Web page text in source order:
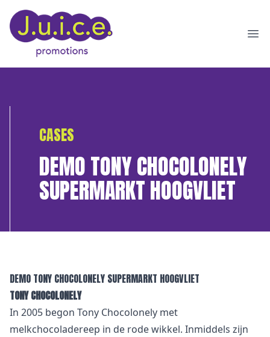
CASES
DEMO TONY CHOCOLONELY
SUPERMARKT HOOGVLIET
DEMO TONY CHOCOLONELY SUPERMARKT HOOGVLIET
TONY CHOCOLONELY
In 2005 begon Tony Chocolonely met
melkchocoladereep in de rode wikkel. Inmiddels zijn